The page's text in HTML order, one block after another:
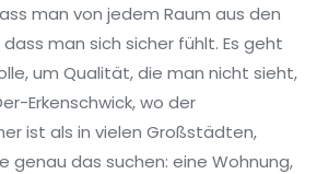
man von jedem Raum aus den
man sich sicher fühlt. Es geht
um Qualität, die man nicht sieht,
Erkenschwick, wo der
ist als in vielen Großstädten,
genau das suchen: eine Wohnung,